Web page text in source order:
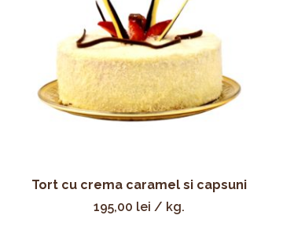
Tort cu crema caramel si capsuni
195,00 lei / kg.